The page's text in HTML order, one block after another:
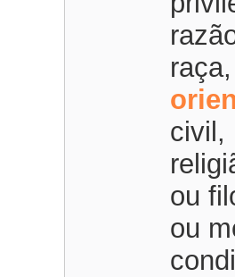
civil,
ou
ou